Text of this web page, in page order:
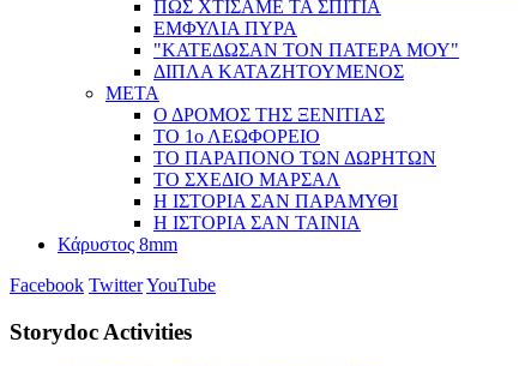
ΠΩΣ ΧΤΙΣΑΜΕ ΤΑ ΣΠΙΤΙΑ
ΕΜΦΥΛΙΑ ΠΥΡΑ
"ΚΑΤΕΔΩΣΑΝ ΤΟΝ ΠΑΤΕΡΑ ΜΟΥ"
ΔΙΠΛΑ ΚΑΤΑΖΗΤΟΥΜΕΝΟΣ
ΜΕΤΑ
Ο ΔΡΟΜΟΣ ΤΗΣ ΞΕΝΙΤΙΑΣ
ΤΟ 1ο ΛΕΩΦΟΡΕΙΟ
ΤΟ ΠΑΡΑΠΟΝΟ ΤΩΝ ΔΩΡΗΤΩΝ
ΤΟ ΣΧΕΔΙΟ ΜΑΡΣΑΛ
Η ΙΣΤΟΡΙΑ ΣΑΝ ΠΑΡΑΜΥΘΙ
Η ΙΣΤΟΡΙΑ ΣΑΝ ΤΑΙΝΙΑ
Κάρυστος 8mm
Facebook TwitterYouTube
Storydoc Activities